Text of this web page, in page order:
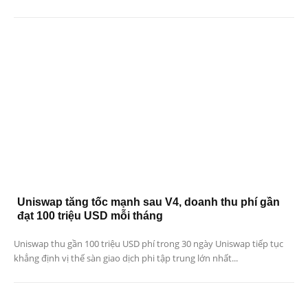
Uniswap tăng tốc mạnh sau V4, doanh thu phí gần
đạt 100 triệu USD mỗi tháng
Uniswap thu gần 100 triệu USD phí trong 30 ngày Uniswap tiếp tục
khẳng định vị thế sàn giao dịch phi tập trung lớn nhất...